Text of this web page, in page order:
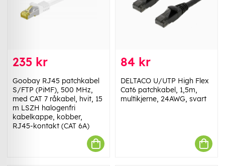
235 kr
Goobay RJ45 patchkabel
S/FTP (PiMF), 500 MHz,
med CAT 7 råkabel, hvit, 15
m LSZH halogenfri
kabelkappe, kobber,
RJ45-kontakt (CAT 6A)
84 kr
DELTACO U/UTP High Flex
Cat6 patchkabel, 1,5m,
multikjerne, 24AWG, svart